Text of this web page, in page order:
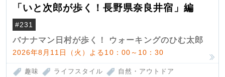
「いと次郎が歩く！長野県奈良井宿」編
#231
バナナマン日村が歩く！ ウォーキングのひむ太郎
2026年8月11日（火）よる10：00～10：30
趣味 ライフスタイル 自然・アウトドア